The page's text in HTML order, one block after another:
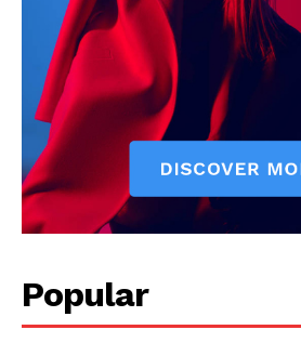
News Week
Popular